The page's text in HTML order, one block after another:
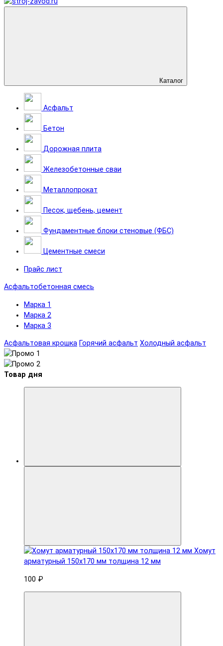
Каталог
Асфальт
Бетон
Дорожная плита
Железобетонные сваи
Металлопрокат
Песок, щебень, цемент
Фундаментные блоки стеновые (ФБС)
Цементные смеси
Прайс лист
Асфальтобетонная смесь
Марка 1
Марка 2
Марка 3
Асфальтовая крошка Горячий асфальт Холодный асфальт
Товар дня
Хомут
арматурный 150x170 мм толщина 12 мм
100 ₽